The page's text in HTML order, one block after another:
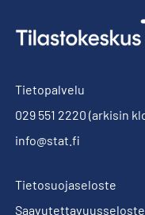
Tietopalvelu
029 551 2220 (arkisin
info@stat.fi
Tietosuojaseloste
Saavutettavuusseloste